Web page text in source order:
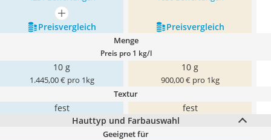
mehr anzeigen
Preis­vergleich
Preis­vergleich
Menge
Preis pro 1 kg/l
10 g
1.445,00 € pro 1kg
10 g
900,00 € pro 1kg
Textur
fest
fest
Hauttyp und Farbauswahl
Geeignet für